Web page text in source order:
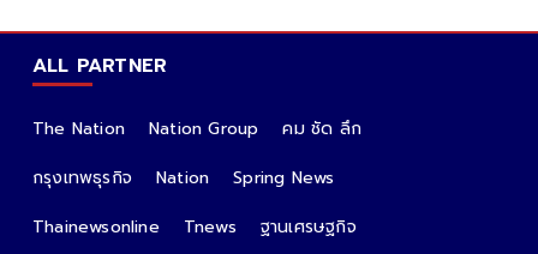
ALL PARTNER
The Nation Nation Group
คม ชัด ลึก
กรุงเทพธุรกิจ
Nation
Spring News
Thainewsonline
Tnews ฐานเศรษฐกิจ